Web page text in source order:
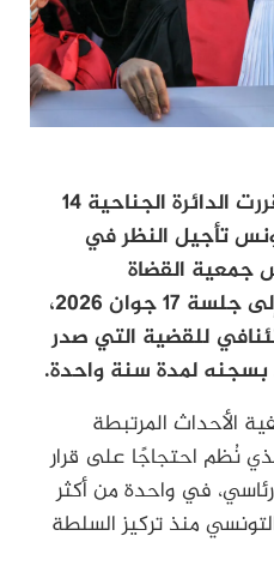
04 جوان (يونيو) 2026 – قررت الدائرة الجناحية 14
تأجيل النظر في
جمعية القضاة
التونسيين أنس الحمادي إلى جلسة 17 جوان 2026،
للقضية التي صدر
لمدة سنة واحدة.
الأحداث المرتبطة
القضاة سنة 2022، الذي نُظم احتجاجًا على قرار
رئاسي، في واحدة من أكثر
منذ تركيز السلطة